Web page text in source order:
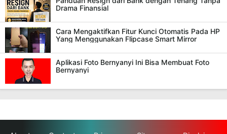
Drama Finansial
Cara Mengaktifkan Fitur Kunci Otomatis Pada HP
Yang Menggunakan Flipcase Smart Mirror
Aplikasi Foto Bernyanyi Ini Bisa Membuat Foto
Bernyanyi